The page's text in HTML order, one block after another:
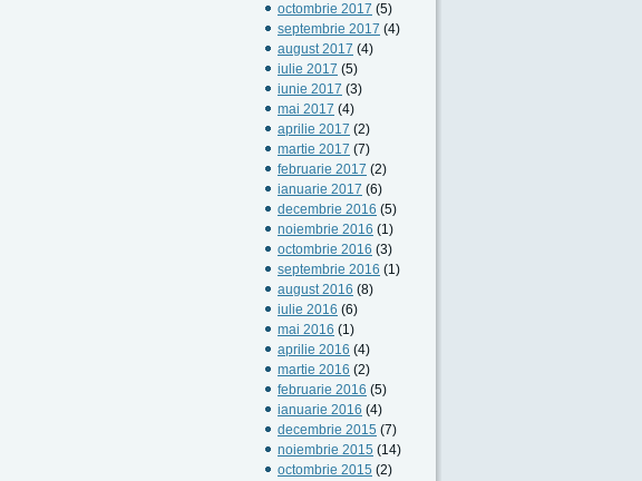
octombrie 2017 (5)
septembrie 2017 (4)
august 2017 (4)
iulie 2017 (5)
iunie 2017 (3)
mai 2017 (4)
aprilie 2017 (2)
martie 2017 (7)
februarie 2017 (2)
ianuarie 2017 (6)
decembrie 2016 (5)
noiembrie 2016 (1)
octombrie 2016 (3)
septembrie 2016 (1)
august 2016 (8)
iulie 2016 (6)
mai 2016 (1)
aprilie 2016 (4)
martie 2016 (2)
februarie 2016 (5)
ianuarie 2016 (4)
decembrie 2015 (7)
noiembrie 2015 (14)
octombrie 2015 (2)